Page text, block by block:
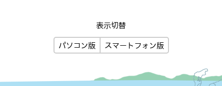
表示切替
パソコン版 スマートフォン版